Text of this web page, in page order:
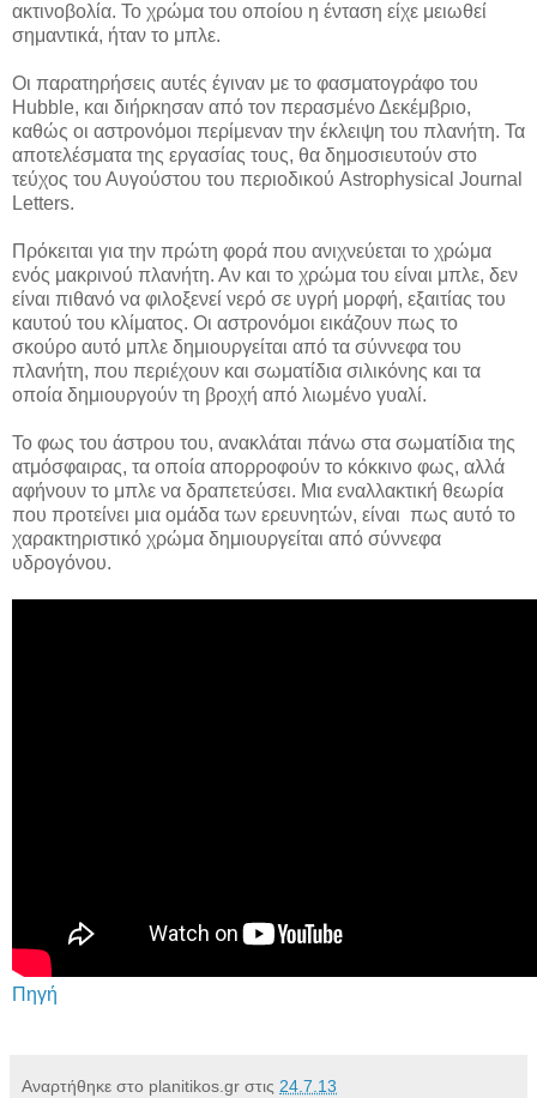
ακτινοβολία. Το χρώμα του οποίου η ένταση είχε μειωθεί
σημαντικά, ήταν το μπλε.
Οι παρατηρήσεις αυτές έγιναν με το φασματογράφο του
Hubble, και διήρκησαν από τον περασμένο Δεκέμβριο,
καθώς οι αστρονόμοι περίμεναν την έκλειψη του πλανήτη. Τα
αποτελέσματα της εργασίας τους, θα δημοσιευτούν στο
τεύχος του Αυγούστου του περιοδικού Astrophysical Journal
Letters.
Πρόκειται για την πρώτη φορά που ανιχνεύεται το χρώμα
ενός μακρινού πλανήτη. Αν και το χρώμα του είναι μπλε, δεν
είναι πιθανό να φιλοξενεί νερό σε υγρή μορφή, εξαιτίας του
καυτού του κλίματος. Οι αστρονόμοι εικάζουν πως το
σκούρο αυτό μπλε δημιουργείται από τα σύννεφα του
πλανήτη, που περιέχουν και σωματίδια σιλικόνης και τα
οποία δημιουργούν τη βροχή από λιωμένο γυαλί.
Το φως του άστρου του, ανακλάται πάνω στα σωματίδια της
ατμόσφαιρας, τα οποία απορροφούν το κόκκινο φως, αλλά
αφήνουν το μπλε να δραπετεύσει. Μια εναλλακτική θεωρία
που προτείνει μια ομάδα των ερευνητών, είναι πως αυτό το
χαρακτηριστικό χρώμα δημιουργείται από σύννεφα
υδρογόνου.
Πηγή
Αναρτήθηκε στο planitikos.gr στις 24.7.13